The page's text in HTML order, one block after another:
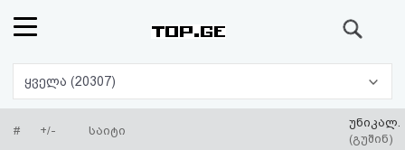
რეიტინგი
(მთავარი)
ყველა (20307)
# +/- საიტი
უნიკალ.
(გუშინ)